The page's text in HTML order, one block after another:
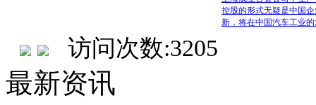
控股的形式无疑是中国
新，将在中国汽车工业
访问次数:3205
最新资讯